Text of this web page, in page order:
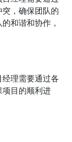
，确保团队的
和谐和协作，
理需要通过各
目的顺利进